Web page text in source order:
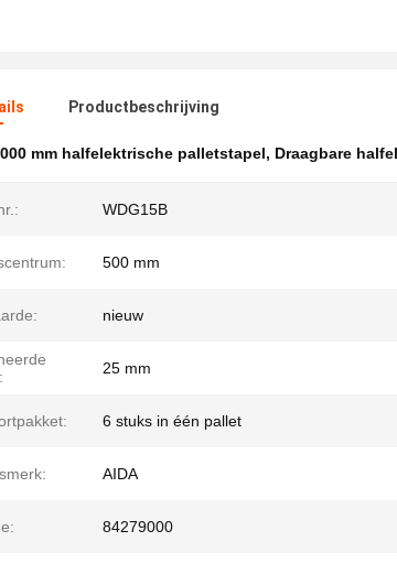
Productbeschrijving
mm halfelektrische palletstapel, Draagbare
WDG15B
500 mm
nieuw
25 mm
6 stuks in één pallet
AIDA
84279000